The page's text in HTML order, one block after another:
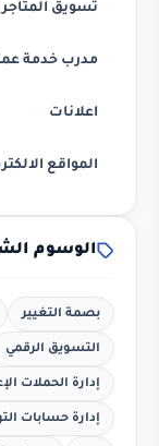
تسويق المتاجر
مدرب خدمة
اعلانات
المواقع
الوسوم
بصمة التغيير
التسويق الرقمي
إدارة الحملات
إدارة حسابات